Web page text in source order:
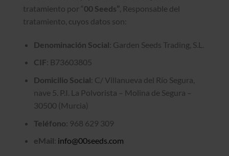
tratamiento por “00 Seeds” , Responsable del
tratamiento, cuyos datos son:
Denominación Social: Garden Seeds Trading, S.L.
CIF: B73603805
Domicilio Social: C/ Villanueva del Río Segura,
nave 5. P.I. La Polvorista – Molina de Segura –
30500 (Murcia)
Teléfono: 968 629 309
eMail: info@00seeds.com